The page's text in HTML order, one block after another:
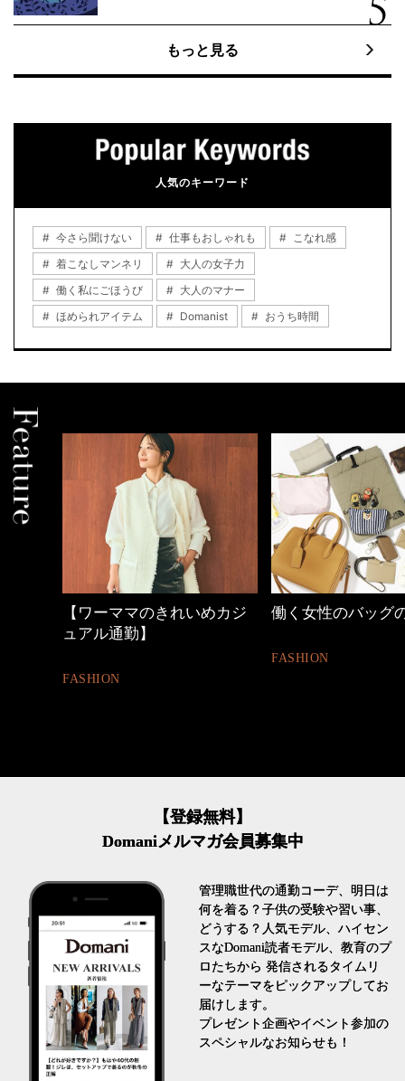
もっと見る
人気のキーワード
今さら聞けない 仕事もおしゃれも
こなれ感
着こなしマンネリ
大人の女子力
働く私にごほうび
大人のマナー
ほめられアイテム
Domanist おうち時間
【ワーママのきれいめカジ
ュアル通勤】
FASHION
働く女性のバッグ
FASHION
【登録無料】
Domaniメルマガ会員募集中
管理職世代の通勤コーデ、明日は
何を着る？子供の受験や習い事、
どうする？人気モデル、ハイセン
スなDomani読者モデル、教育のプ
ロたちから 発信されるタイムリ
ーなテーマをピックアップしてお
届けします。
プレゼント企画やイベント参加の
スペシャルなお知らせも！